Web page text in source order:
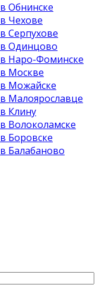
Обнинске
Чехове
Серпухове
Одинцово
Наро-Фоминске
Москве
Можайске
Малоярославце
Клину
Волоколамске
Боровске
Балабаново